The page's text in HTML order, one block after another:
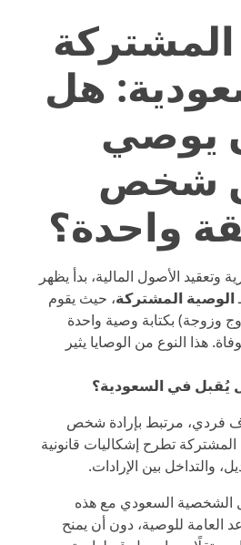
هل
يوصي
شخص
واحدة؟
وتعقيد الأصول المالية، بدأ يظهر
الوصية المشتركة، حيث يقوم
وزوجة) بكتابة وصية واحدة
هذا النوع من الوصايا يثير
يُقبل في السعودية؟
فردي، مرتبط بإرادة شخص
المشتركة تطرح إشكاليات قانونية
والتداخل بين الإرادات.
الشخصية السعودي مع هذه
العامة للوصية، دون أن يمنح